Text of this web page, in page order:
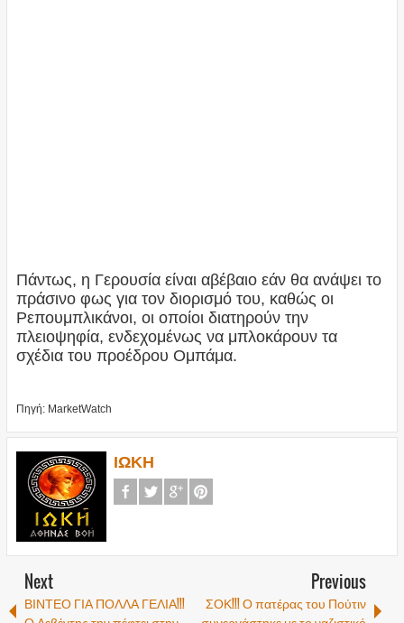
Πάντως, η Γερουσία είναι αβέβαιο εάν θα ανάψει το
πράσινο φως για τον διορισμό του, καθώς οι
Ρεπουμπλικάνοι, οι οποίοι διατηρούν την
πλειοψηφία, ενδεχομένως να μπλοκάρουν τα
σχέδια του προέδρου Ομπάμα.
Πηγή: MarketWatch
ΙΩΚΗ
Next
ΒΙΝΤΕΟ ΓΙΑ ΠΟΛΛΑ ΓΕΛΙΑ!!!
Previous
ΣΟΚ!!! Ο πατέρας του Πούτιν